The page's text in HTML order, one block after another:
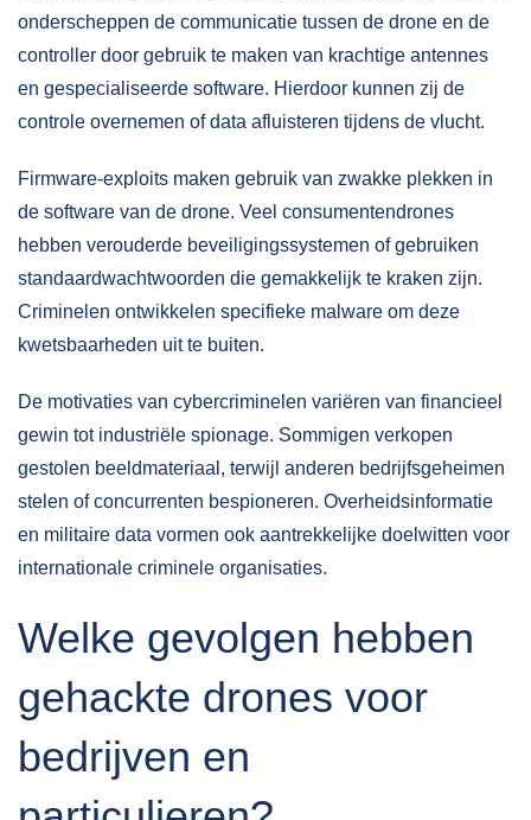
onderscheppen de communicatie tussen de drone en de
controller door gebruik te maken van krachtige antennes
en gespecialiseerde software. Hierdoor kunnen zij de
controle overnemen of data afluisteren tijdens de vlucht.
Firmware-exploits maken gebruik van zwakke plekken in
de software van de drone. Veel consumentendrones
hebben verouderde beveiligingssystemen of gebruiken
standaardwachtwoorden die gemakkelijk te kraken zijn.
Criminelen ontwikkelen specifieke malware om deze
kwetsbaarheden uit te buiten.
De motivaties van cybercriminelen variëren van financieel
gewin tot industriële spionage. Sommigen verkopen
gestolen beeldmateriaal, terwijl anderen bedrijfsgeheimen
stelen of concurrenten bespioneren. Overheidsinformatie
en militaire data vormen ook aantrekkelijke doelwitten voor
internationale criminele organisaties.
Welke gevolgen hebben
gehackte drones voor
bedrijven en